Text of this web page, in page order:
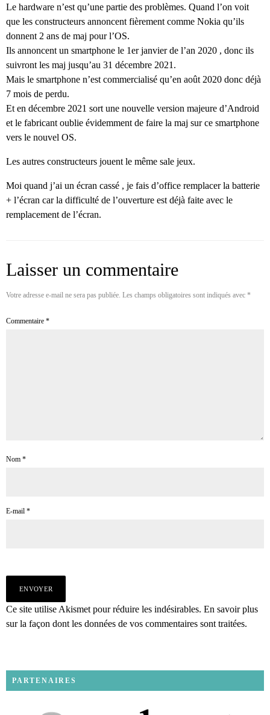
Le hardware n’est qu’une partie des problèmes. Quand l’on voit
que les constructeurs annoncent fièrement comme Nokia qu’ils
donnent 2 ans de maj pour l’OS.
Ils annoncent un smartphone le 1er janvier de l’an 2020 , donc ils
suivront les maj jusqu’au 31 décembre 2021.
Mais le smartphone n’est commercialisé qu’en août 2020 donc déjà
7 mois de perdu.
Et en décembre 2021 sort une nouvelle version majeure d’Android
et le fabricant oublie évidemment de faire la maj sur ce smartphone
vers le nouvel OS.
Les autres constructeurs jouent le même sale jeux.
Moi quand j’ai un écran cassé , je fais d’office remplacer la batterie
+ l’écran car la difficulté de l’ouverture est déjà faite avec le
remplacement de l’écran.
Laisser un commentaire
Votre adresse e-mail ne sera pas publiée. Les champs obligatoires sont indiqués avec *
Commentaire *
Nom *
E-mail *
Ce site utilise Akismet pour réduire les indésirables. En savoir plus
sur la façon dont les données de vos commentaires sont traitées.
PARTENAIRES